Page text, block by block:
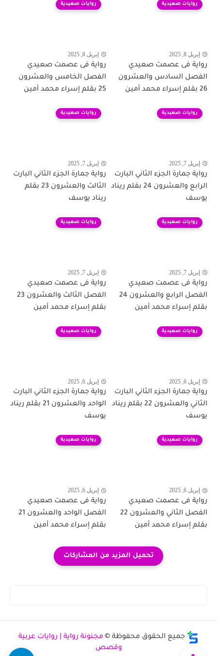
روايات صعيدية
إبريل 8, 2025
رواية فى عصمت صعيدي
الفصل السادس والعشرون
26 بقلم إسراء محمد أمين
روايات صعيدية
إبريل 8, 2025
رواية فى عصمت صعيدي
الفصل الخامس والعشرون
25 بقلم إسراء محمد أمين
روايات صعيدية
إبريل 7, 2025
رواية جمارة الجزء الثاني البارت
الرابع والعشرون 24 بقلم ريناد
يوسف
روايات صعيدية
إبريل 7, 2025
رواية جمارة الجزء الثاني البارت
الثالث والعشرون 23 بقلم
ريناد يوسف
روايات صعيدية
إبريل 7, 2025
رواية فى عصمت صعيدي
الفصل الرابع والعشرون 24
بقلم إسراء محمد أمين
روايات صعيدية
إبريل 7, 2025
رواية فى عصمت صعيدي
الفصل الثالث والعشرون 23
بقلم إسراء محمد أمين
روايات صعيدية
إبريل 6, 2025
رواية جمارة الجزء الثاني البارت
الثاني والعشرون 22 بقلم ريناد
يوسف
روايات صعيدية
إبريل 6, 2025
رواية جمارة الجزء الثاني البارت
الواحد والعشرون 21 بقلم ريناد
يوسف
روايات صعيدية
إبريل 6, 2025
رواية فى عصمت صعيدي
الفصل الثاني والعشرون 22
بقلم إسراء محمد أمين
روايات صعيدية
إبريل 6, 2025
رواية فى عصمت صعيدي
الفصل الواحد والعشرون 21
بقلم إسراء محمد أمين
جميع الحقوق محفوظة © مجنونة رواية | روايات عربية
وقصص